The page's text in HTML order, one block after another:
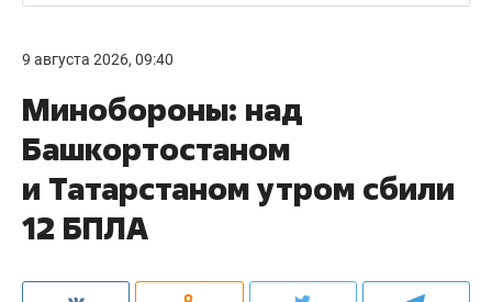
9 августа 2026, 09:40
Минобороны: над
Башкортостаном
и Татарстаном утром сбили
12 БПЛА